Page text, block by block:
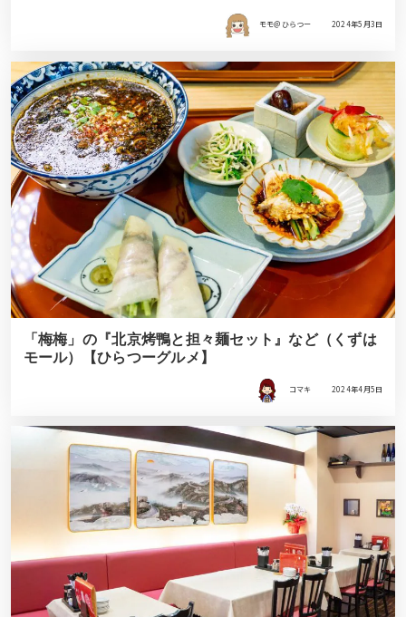
モモ＠ひらつー 2024年5月3日
「梅梅」の『北京烤鴨と担々麺セット』など（くずは
モール）【ひらつーグルメ】
コマキ 2024年4月5日